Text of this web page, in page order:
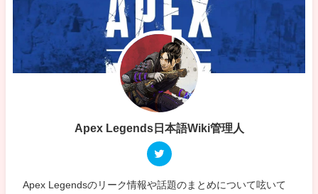
Apex Legends日本語Wiki管理人
Apex Legendsのリーク情報や話題のまとめについて呟いて